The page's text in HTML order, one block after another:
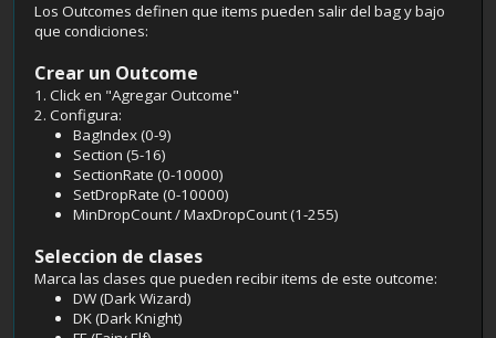
Los Outcomes definen que items pueden salir del bag y bajo
que condiciones:
Crear un Outcome
1. Click en "Agregar Outcome"
2. Configura:
BagIndex (0-9)
Section (5-16)
SectionRate (0-10000)
SetDropRate (0-10000)
MinDropCount / MaxDropCount (1-255)
Seleccion de clases
Marca las clases que pueden recibir items de este outcome:
DW (Dark Wizard)
DK (Dark Knight)